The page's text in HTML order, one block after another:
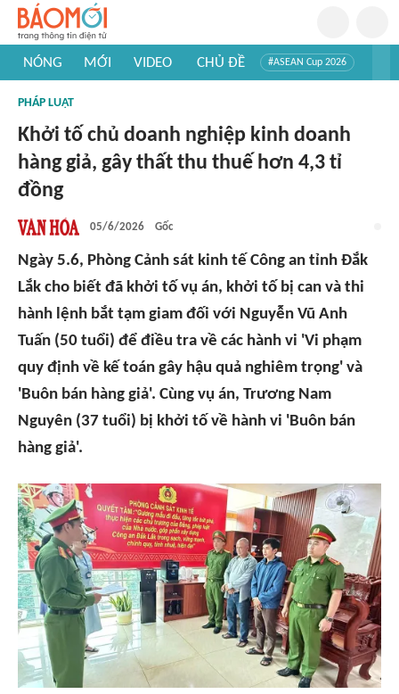
NÓNG MỚI VIDEO CHỦ ĐỀ #ASEAN Cup 2026
#Khám phá thế giới
PHÁP LUẬT
Khởi tố chủ doanh nghiệp kinh doanh
hàng giả, gây thất thu thuế hơn 4,3 tỉ
đồng
05/6/2026 Gốc
Ngày 5.6, Phòng Cảnh sát kinh tế Công an tỉnh Đắk
Lắk cho biết đã khởi tố vụ án, khởi tố bị can và thi
hành lệnh bắt tạm giam đối với Nguyễn Vũ Anh
Tuấn (50 tuổi) để điều tra về các hành vi 'Vi phạm
quy định về kế toán gây hậu quả nghiêm trọng' và
'Buôn bán hàng giả'. Cùng vụ án, Trương Nam
Nguyên (37 tuổi) bị khởi tố về hành vi 'Buôn bán
hàng giả'.